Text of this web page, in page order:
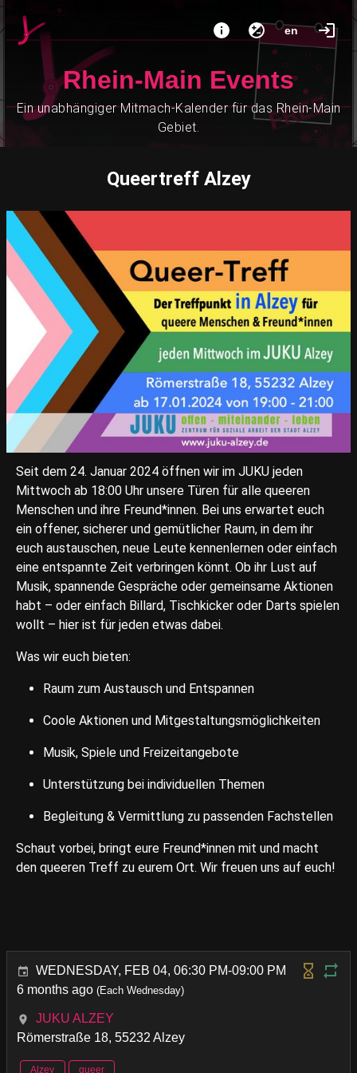
en
Rhein-Main Events
Ein unabhängiger Mitmach-Kalender für das Rhein-Main
Gebiet.
Queertreff Alzey
Seit dem 24. Januar 2024 öffnen wir im JUKU jeden
Mittwoch ab 18:00 Uhr unsere Türen für alle queeren
Menschen und ihre Freund*innen. Bei uns erwartet euch
ein offener, sicherer und gemütlicher Raum, in dem ihr
euch austauschen, neue Leute kennenlernen oder einfach
eine entspannte Zeit verbringen könnt. Ob ihr Lust auf
Musik, spannende Gespräche oder gemeinsame Aktionen
habt – oder einfach Billard, Tischkicker oder Darts spielen
wollt – hier ist für jeden etwas dabei.
Was wir euch bieten:
Raum zum Austausch und Entspannen
Coole Aktionen und Mitgestaltungsmöglichkeiten
Musik, Spiele und Freizeitangebote
Unterstützung bei individuellen Themen
Begleitung & Vermittlung zu passenden Fachstellen
Schaut vorbei, bringt eure Freund*innen mit und macht
den queeren Treff zu eurem Ort. Wir freuen uns auf euch!
WEDNESDAY, FEB 04, 06:30 PM-09:00 PM
6 months ago (Each Wednesday)
JUKU ALZEY
Römerstraße 18, 55232 Alzey
Alzey queer